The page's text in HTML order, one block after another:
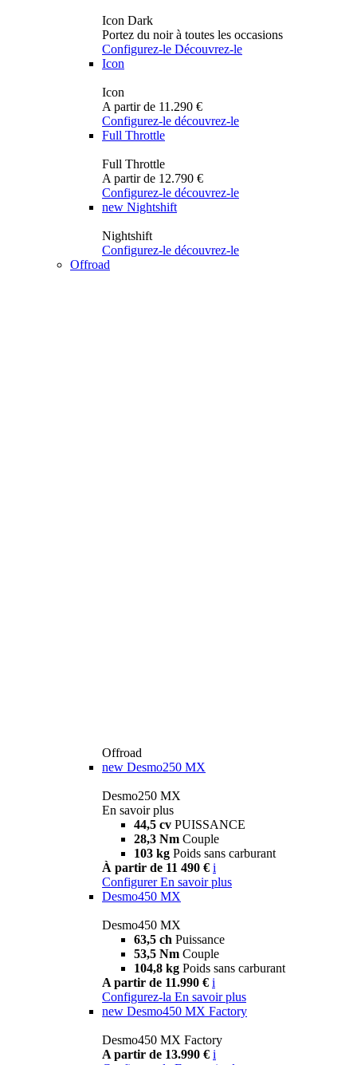
Icon Dark
Portez du noir à toutes les occasions
Configurez-le Découvrez-le
Icon
Icon
A partir de 11.290 €
Configurez-le découvrez-le
Full Throttle
Full Throttle
A partir de 12.790 €
Configurez-le découvrez-le
new Nightshift
Nightshift
Configurez-le découvrez-le
Offroad
Offroad
new Desmo250 MX
Desmo250 MX
En savoir plus
44,5 cv PUISSANCE
28,3 Nm Couple
103 kg Poids sans carburant
À partir de 11 490 € i
Configurer En savoir plus
Desmo450 MX
Desmo450 MX
63,5 ch Puissance
53,5 Nm Couple
104,8 kg Poids sans carburant
A partir de 11.990 € i
Configurez-la En savoir plus
new Desmo450 MX Factory
Desmo450 MX Factory
A partir de 13.990 € i